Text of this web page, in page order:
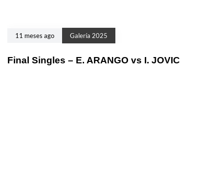
11 meses ago Galería 2025
Final Singles – E. ARANGO vs I. JOVIC